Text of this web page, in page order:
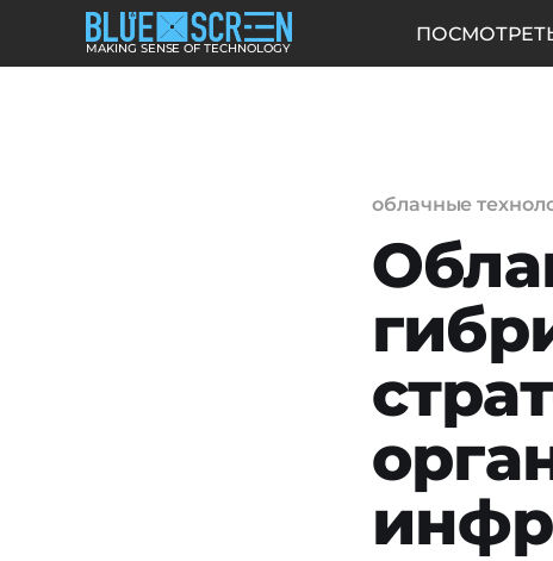
MAKING SENSE OF TECHNOLOGY
облачные